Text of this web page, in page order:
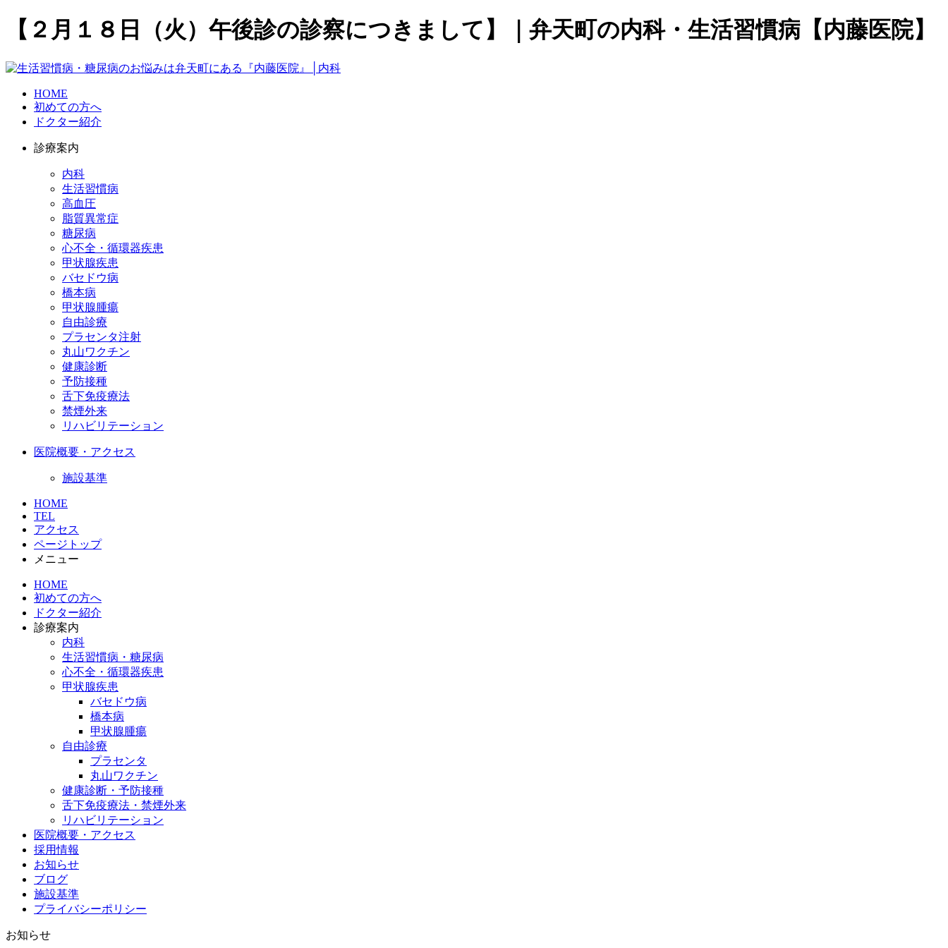
【２月１８日（火）午後診の診察につきまして】｜弁天町の内科・生活習慣病【内藤医院】
HOME
初めての方へ
ドクター紹介
診療案内
内科
生活習慣病
高血圧
脂質異常症
糖尿病
心不全・循環器疾患
甲状腺疾患
バセドウ病
橋本病
甲状腺腫瘍
自由診療
プラセンタ注射
丸山ワクチン
健康診断
予防接種
舌下免疫療法
禁煙外来
リハビリテーション
医院概要・アクセス
施設基準
HOME
TEL
アクセス
ページトップ
メニュー
HOME
初めての方へ
ドクター紹介
診療案内
内科
生活習慣病・糖尿病
心不全・循環器疾患
甲状腺疾患
バセドウ病
橋本病
甲状腺腫瘍
自由診療
プラセンタ
丸山ワクチン
健康診断・予防接種
舌下免疫療法・禁煙外来
リハビリテーション
医院概要・アクセス
採用情報
お知らせ
ブログ
施設基準
プライバシーポリシー
お知らせ